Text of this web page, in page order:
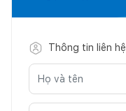
Thông tin liên hệ